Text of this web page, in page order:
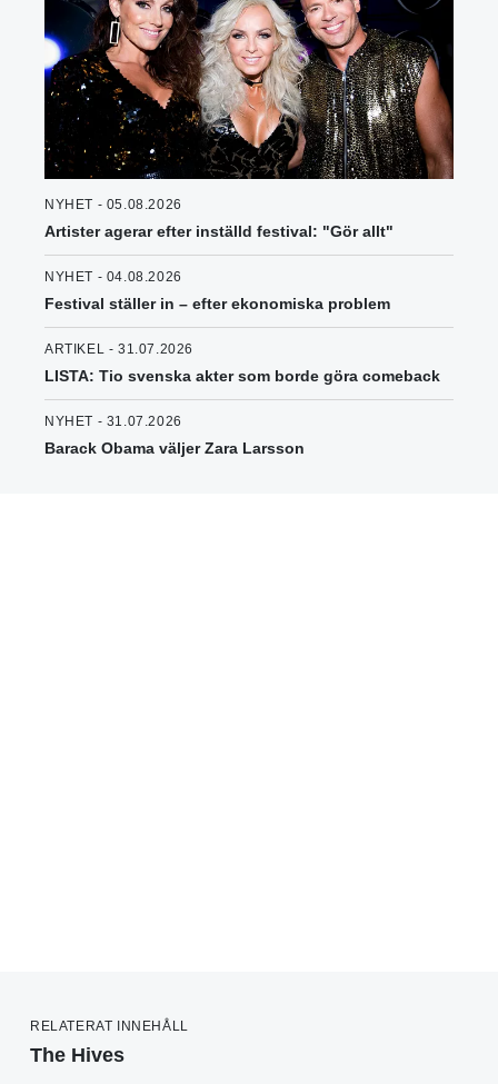
NYHET - 05.08.2026
Artister agerar efter inställd festival: "Gör allt"
NYHET - 04.08.2026
Festival ställer in – efter ekonomiska problem
ARTIKEL - 31.07.2026
LISTA: Tio svenska akter som borde göra comeback
NYHET - 31.07.2026
Barack Obama väljer Zara Larsson
RELATERAT INNEHÅLL
The Hives